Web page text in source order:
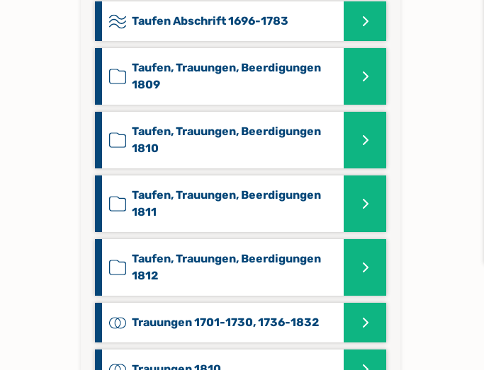
Taufen Abschrift 1696-1783
Taufen, Trauungen, Beerdigungen
1809
Taufen, Trauungen, Beerdigungen
1810
Taufen, Trauungen, Beerdigungen
1811
Taufen, Trauungen, Beerdigungen
1812
Trauungen 1701-1730, 1736-1832